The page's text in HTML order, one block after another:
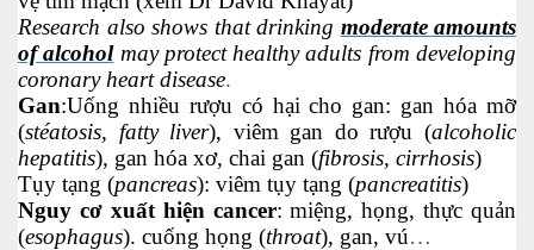
Research also shows that drinking moderate amounts
of alcohol may protect healthy adults from developing
coronary heart disease.
Gan:Uống nhiều rượu có hại cho gan: gan hóa mỡ
(stéatosis, fatty liver), viêm gan do rượu (alcoholic
hepatitis), gan hóa xơ, chai gan (fibrosis, cirrhosis)
Tụy tạng (pancreas): viêm tụy tạng (pancreatitis)
Nguy cơ xuất hiện cancer: miệng, họng, thực quản
(esophagus). cuống họng (throat), gan, vú…